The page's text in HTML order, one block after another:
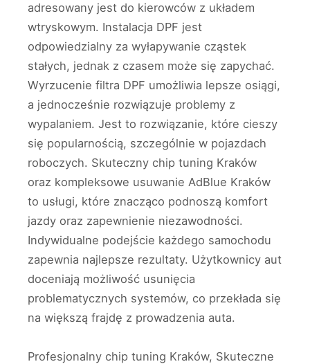
adresowany jest do kierowców z układem
wtryskowym. Instalacja DPF jest
odpowiedzialny za wyłapywanie cząstek
stałych, jednak z czasem może się zapychać.
Wyrzucenie filtra DPF umożliwia lepsze osiągi,
a jednocześnie rozwiązuje problemy z
wypalaniem. Jest to rozwiązanie, które cieszy
się popularnością, szczególnie w pojazdach
roboczych. Skuteczny chip tuning Kraków
oraz kompleksowe usuwanie AdBlue Kraków
to usługi, które znacząco podnoszą komfort
jazdy oraz zapewnienie niezawodności.
Indywidualne podejście każdego samochodu
zapewnia najlepsze rezultaty. Użytkownicy aut
doceniają możliwość usunięcia
problematycznych systemów, co przekłada się
na większą frajdę z prowadzenia auta.
Profesjonalny chip tuning Kraków, Skuteczne